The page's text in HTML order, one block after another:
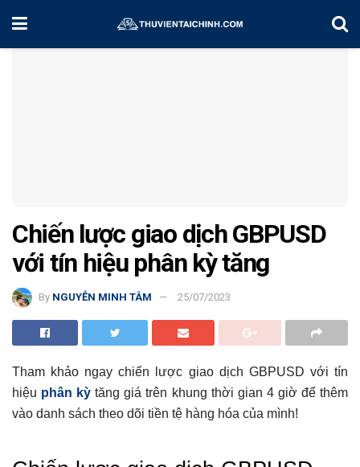
Home Chiến Lược Đầu Tư
Chiến lược giao dịch GBPUSD
với tín hiệu phân kỳ tăng
By NGUYỄN MINH TÂM 25/07/2023
Tham khảo ngay chiến lược giao dịch GBPUSD với tín
hiệu phân kỳ tăng giá trên khung thời gian 4 giờ để thêm
vào danh sách theo dõi tiền tệ hàng hóa của mình!